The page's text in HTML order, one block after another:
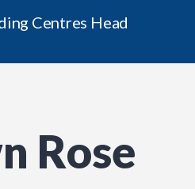
Centres Head
Rose